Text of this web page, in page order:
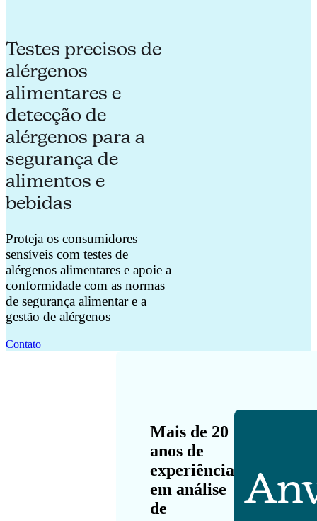
Testes precisos de
alérgenos
alimentares e
detecção de
alérgenos para a
segurança de
alimentos e
bebidas
Proteja os consumidores
sensíveis com testes de
alérgenos alimentares e apoie a
conformidade com as normas
de segurança alimentar e a
gestão de alérgenos
Contato
Mais de 20
anos de
experiência
em análise
de